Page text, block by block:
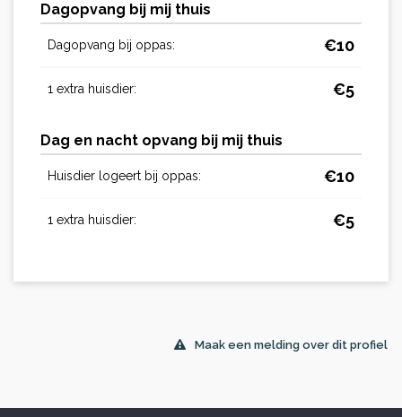
Dagopvang bij mij thuis
Dagopvang bij oppas: €10
1 extra huisdier: €5
Dag en nacht opvang bij mij thuis
Huisdier logeert bij oppas: €10
1 extra huisdier: €5
Maak een melding over dit profiel